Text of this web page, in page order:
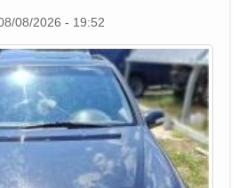
08/2026 - 19:52